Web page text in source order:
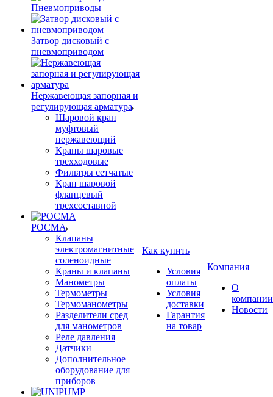
Пневмоприводы
Затвор дисковый с
пневмоприводом
Нержавеющая запорная и
регулирующая арматура
Шаровой кран
муфтовый
нержавеющий
Краны шаровые
трехходовые
Фильтры сетчатые
Кран шаровой
фланцевый
трехсоставной
РОСМА
Клапаны
электромагнитные
соленоидные
Краны и клапаны
Манометры
Термометры
Термоманометры
Разделители сред
для манометров
Реле давления
Датчики
Дополнительное
оборудование для
приборов
Как купить
Условия
оплаты
Условия
доставки
Гарантия
на товар
Компания
О
компании
Новости